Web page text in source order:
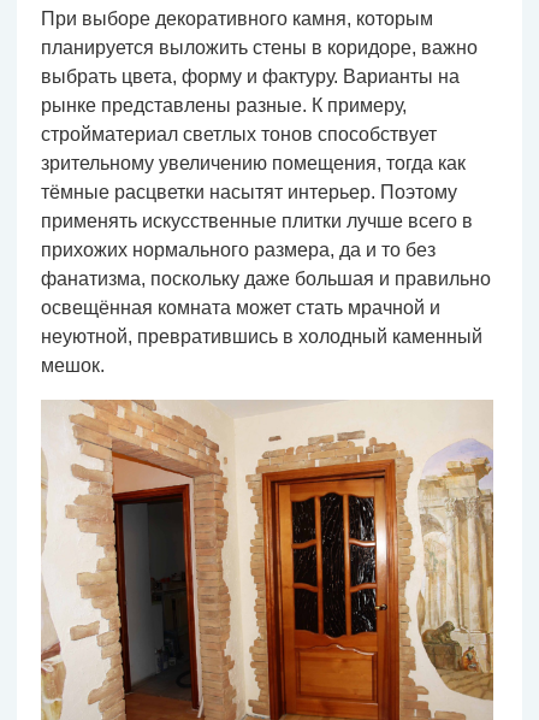
При выборе декоративного камня, которым
планируется выложить стены в коридоре, важно
выбрать цвета, форму и фактуру. Варианты на
рынке представлены разные. К примеру,
стройматериал светлых тонов способствует
зрительному увеличению помещения, тогда как
тёмные расцветки насытят интерьер. Поэтому
применять искусственные плитки лучше всего в
прихожих нормального размера, да и то без
фанатизма, поскольку даже большая и правильно
освещённая комната может стать мрачной и
неуютной, превратившись в холодный каменный
мешок.